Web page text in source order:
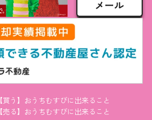
【買う】おうちむすびに出来ること
【売る】おうちむすびに出来ること